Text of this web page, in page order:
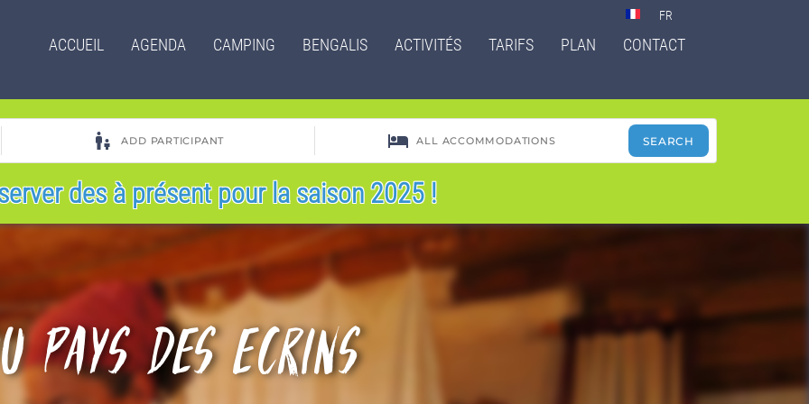
Menu
ACCUEIL AGENDA CAMPING BENGALIS ACTIVITÉS TARIFS PLAN CONTACT
Select
your
des à présent pour la saison 2025 !
pays des Ecrins